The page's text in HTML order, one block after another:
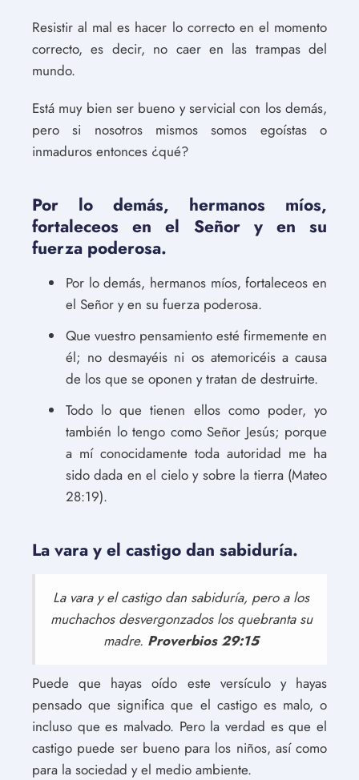
Resistir al mal es hacer lo correcto en el momento
correcto, es decir, no caer en las trampas del
mundo.
Está muy bien ser bueno y servicial con los demás,
pero si nosotros mismos somos egoístas o
inmaduros entonces ¿qué?
Por lo demás, hermanos míos,
fortaleceos en el Señor y en su
fuerza poderosa.
Por lo demás, hermanos míos, fortaleceos en
el Señor y en su fuerza poderosa.
Que vuestro pensamiento esté firmemente en
él; no desmayéis ni os atemoricéis a causa
de los que se oponen y tratan de destruirte.
Todo lo que tienen ellos como poder, yo
también lo tengo como Señor Jesús; porque
a mí conocidamente toda autoridad me ha
sido dada en el cielo y sobre la tierra (Mateo
28:19).
La vara y el castigo dan sabiduría.
La vara y el castigo dan sabiduría, pero a los
muchachos desvergonzados los quebranta su
madre. Proverbios 29:15
Puede que hayas oído este versículo y hayas
pensado que significa que el castigo es malo, o
incluso que es malvado. Pero la verdad es que el
castigo puede ser bueno para los niños, así como
para la sociedad y el medio ambiente.